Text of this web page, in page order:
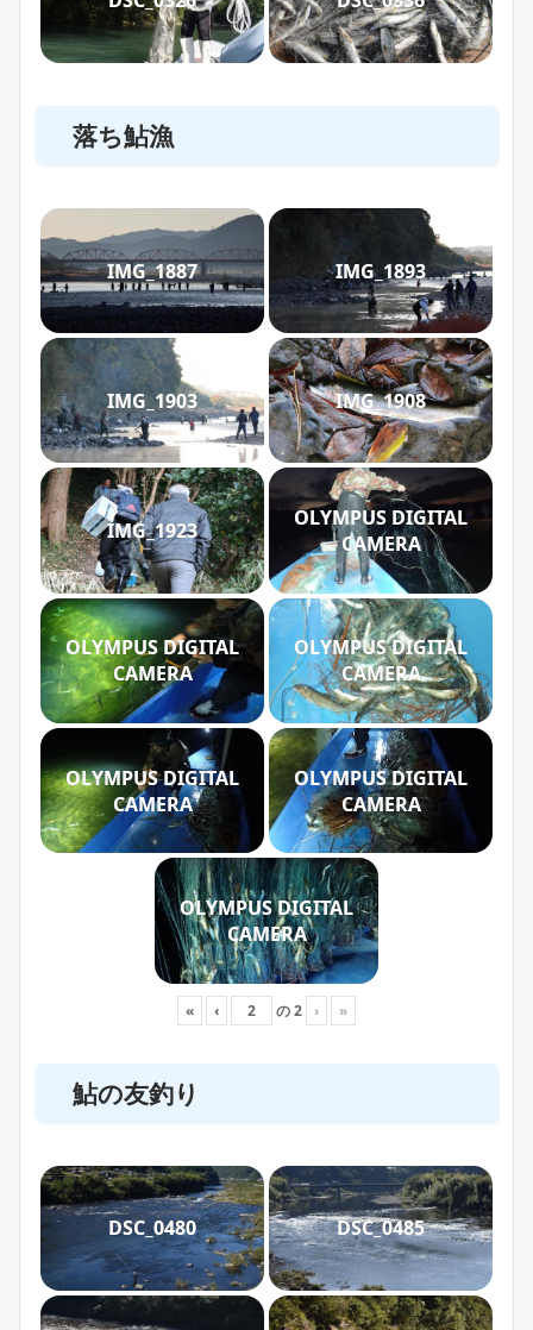
落ち鮎漁
IMG_1887 IMG_1893
IMG_1903 IMG_1908
IMG_1923
OLYMPUS DIGITAL
CAMERA
OLYMPUS DIGITAL
CAMERA
OLYMPUS DIGITAL
CAMERA
OLYMPUS DIGITAL
CAMERA
OLYMPUS DIGITAL
CAMERA
OLYMPUS DIGITAL
CAMERA
« ‹ の2 › »
鮎の友釣り
DSC_0480 DSC_0485